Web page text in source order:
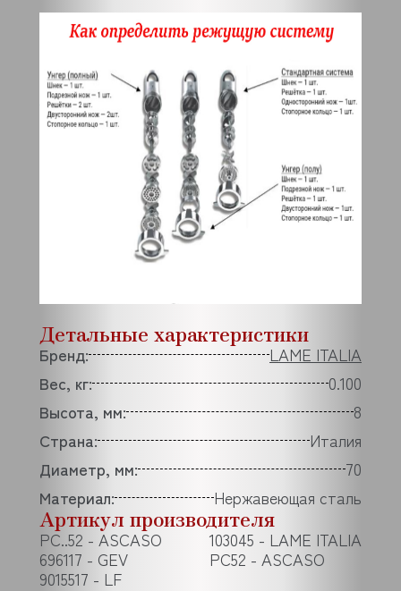
Детальные характеристики
Бренд:
LAME ITALIA
Вес, кг:
0.100
Высота, мм:
8
Страна:
Италия
Диаметр, мм:
70
Материал:
Нержавеющая сталь
Артикул производителя
PC..52 - ASCASO
696117 - GEV
9015517 - LF
103045 - LAME ITALIA
PC52 - ASCASO